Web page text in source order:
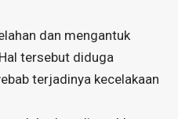
dan mengantuk
tersebut diduga
terjadinya kecelakaan